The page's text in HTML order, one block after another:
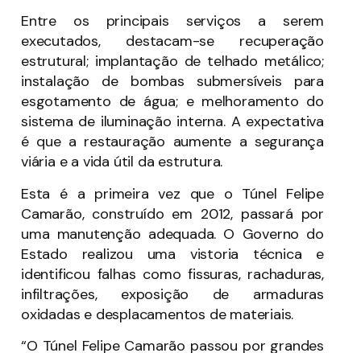
Entre os principais serviços a serem
executados, destacam-se recuperação
estrutural; implantação de telhado metálico;
instalação de bombas submersíveis para
esgotamento de água; e melhoramento do
sistema de iluminação interna. A expectativa
é que a restauração aumente a segurança
viária e a vida útil da estrutura.
Esta é a primeira vez que o Túnel Felipe
Camarão, construído em 2012, passará por
uma manutenção adequada. O Governo do
Estado realizou uma vistoria técnica e
identificou falhas como fissuras, rachaduras,
infiltrações, exposição de armaduras
oxidadas e desplacamentos de materiais.
“O Túnel Felipe Camarão passou por grandes